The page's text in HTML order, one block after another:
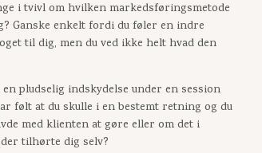
i tvivl om hvilken markedsføringsmetode
Ganske enkelt fordi du føler en indre
til dig, men du ved ikke helt hvad den
pludselig indskydelse under en session
følt at du skulle i en bestemt retning og du
med klienten at gøre eller om det i
tilhørte dig selv?